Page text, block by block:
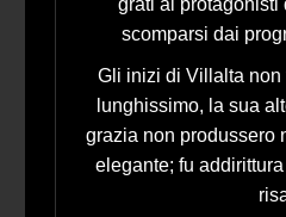
grati ai protagonisti
scomparsi dai
Gli inizi di Villalta
lunghissimo, la sua
grazia non produssero
elegante; fu